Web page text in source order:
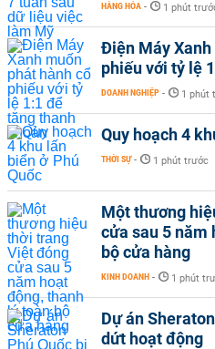
HÀNG HÓA - 1 phút
Điện Máy
phiếu với tỷ lệ
DOANH NGHIỆP - 1 phút
Quy hoạch 4
THỜI SỰ - 1 phút trước
Một thương
cửa sau 5 năm
bộ cửa hàng
KINH DOANH - 1 phút
Dự án
dứt hoạt động